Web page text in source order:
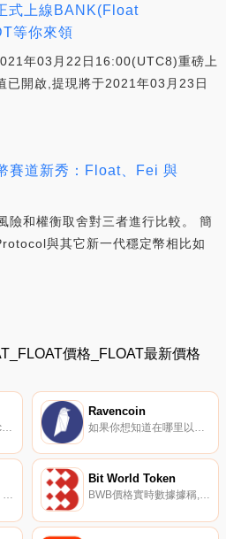
式上線BANK(Float
等你來領
年03月22日16:00(UTC8)重磅上
已開啟,提現將于2021年03月23日
賽道新秀：Float、Fei 與
險和權衡取舍對三者進行比較。 簡
與其它新一代穩定幣相比如
價格_FLOAT最新價格
DID價格實時數據, Didcoin-數字第納爾-是中東國家的一種新金融產品。為5億多人提供所有現代金融服務的數字項目。數字第納爾是一個幾十年前就提出想法的項目,由于數字技術的發展和區塊鏈行業的快速發展,它現在成為可能。數字第納爾將技術視為一種推動者和新機遇的創造者.
Ravencoin
LGO價格實時數據LGO Token（LGO）是一種加密貨幣,在以太坊平臺上運行。LGO Token目前的供應量為217845594.848,流通中有53985545。最近已知的LGO Token價格為0.37177083美元,在過去24小時內下跌了-0.19美元.
Bit World Token
BWB價格實時數據據稱,BWB是基于以太坊區塊鏈ERC20標準的BW.COM平臺代幣,承載社區權益、流通和價值歸屬.